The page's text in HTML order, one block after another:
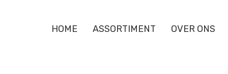
HOME ASSORTIMENT OVER ONS